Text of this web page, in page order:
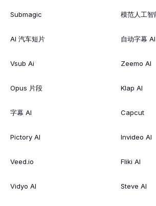
Submagic
AI 汽车短片
Vsub Ai
Opus 片段
字幕 AI
Pictory AI
Veed.io
Vidyo AI
模范人工智
自动字幕 AI
Zeemo AI
Klap AI
Capcut
Invideo AI
Fliki AI
Steve AI